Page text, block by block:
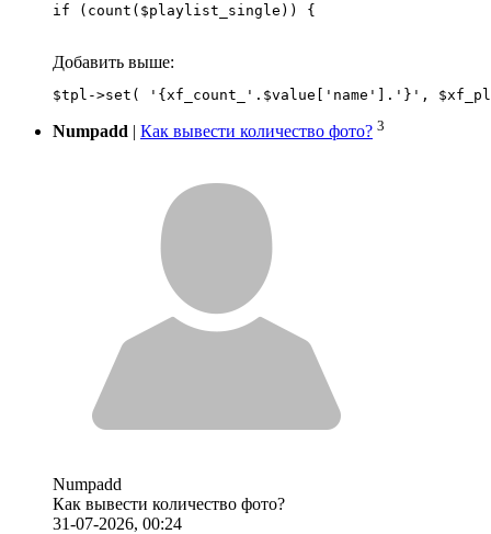
if (count($playlist_single)) {
Добавить выше:
Numpadd | Как вывести количество фото? 3
Numpadd
Как вывести количество фото?
31-07-2026, 00:24